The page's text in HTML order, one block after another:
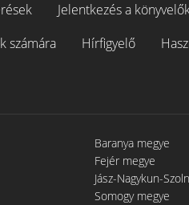
Jelentkezés a
számára
Hírfigyelő
Baranya megye
Fejér megye
Jász-Nagykun-
Somogy megye